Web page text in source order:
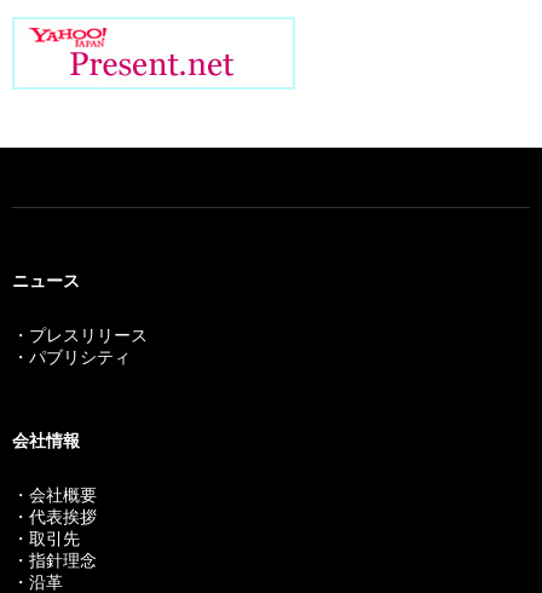
シ
ニュース
・プレスリリース
・パブリシティ
会社情報
・会社概要
・代表挨拶
・取引先
・指針理念
・沿革